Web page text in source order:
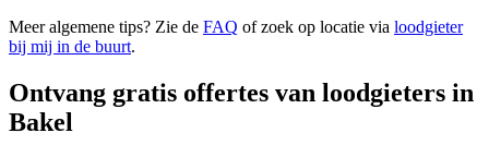
Meer algemene tips? Zie de FAQ of zoek op locatie via loodgieter
bij mij in de buurt.
Ontvang gratis offertes van loodgieters in
Bakel